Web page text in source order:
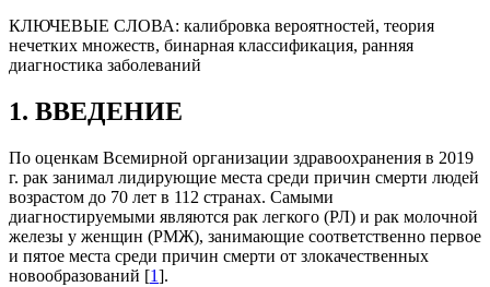
КЛЮЧЕВЫЕ СЛОВА: калибровка вероятностей, теория
нечетких множеств, бинарная классификация, ранняя
диагностика заболеваний
1. ВВЕДЕНИЕ
По оценкам Всемирной организации здравоохранения в 2019
г. рак занимал лидирующие места среди причин смерти людей
возрастом до 70 лет в 112 странах. Самыми
диагностируемыми являются рак легкого (РЛ) и рак молочной
железы у женщин (РМЖ), занимающие соответственно первое
и пятое места среди причин смерти от злокачественных
новообразований [1].